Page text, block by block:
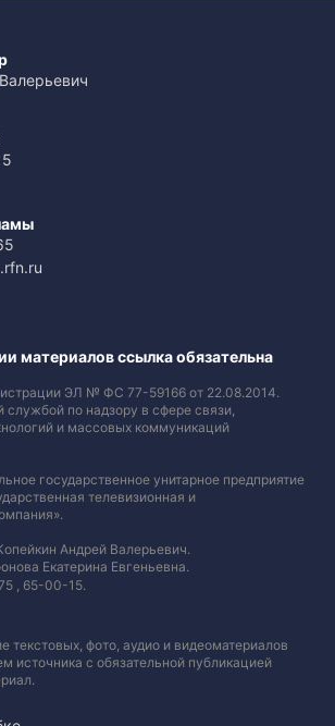
материалов ссылка обязательна
ЭЛ № ФС 77-59166 от 22.08.2014.
по надзору в сфере связи,
и массовых коммуникаций
государственное унитарное предприятие
телевизионная и
Андрей Валерьевич.
Екатерина Евгеньевна.
, 65-00-15.
текстовых, фото, аудио и видеоматериалов
источника с обязательной публикацией
.